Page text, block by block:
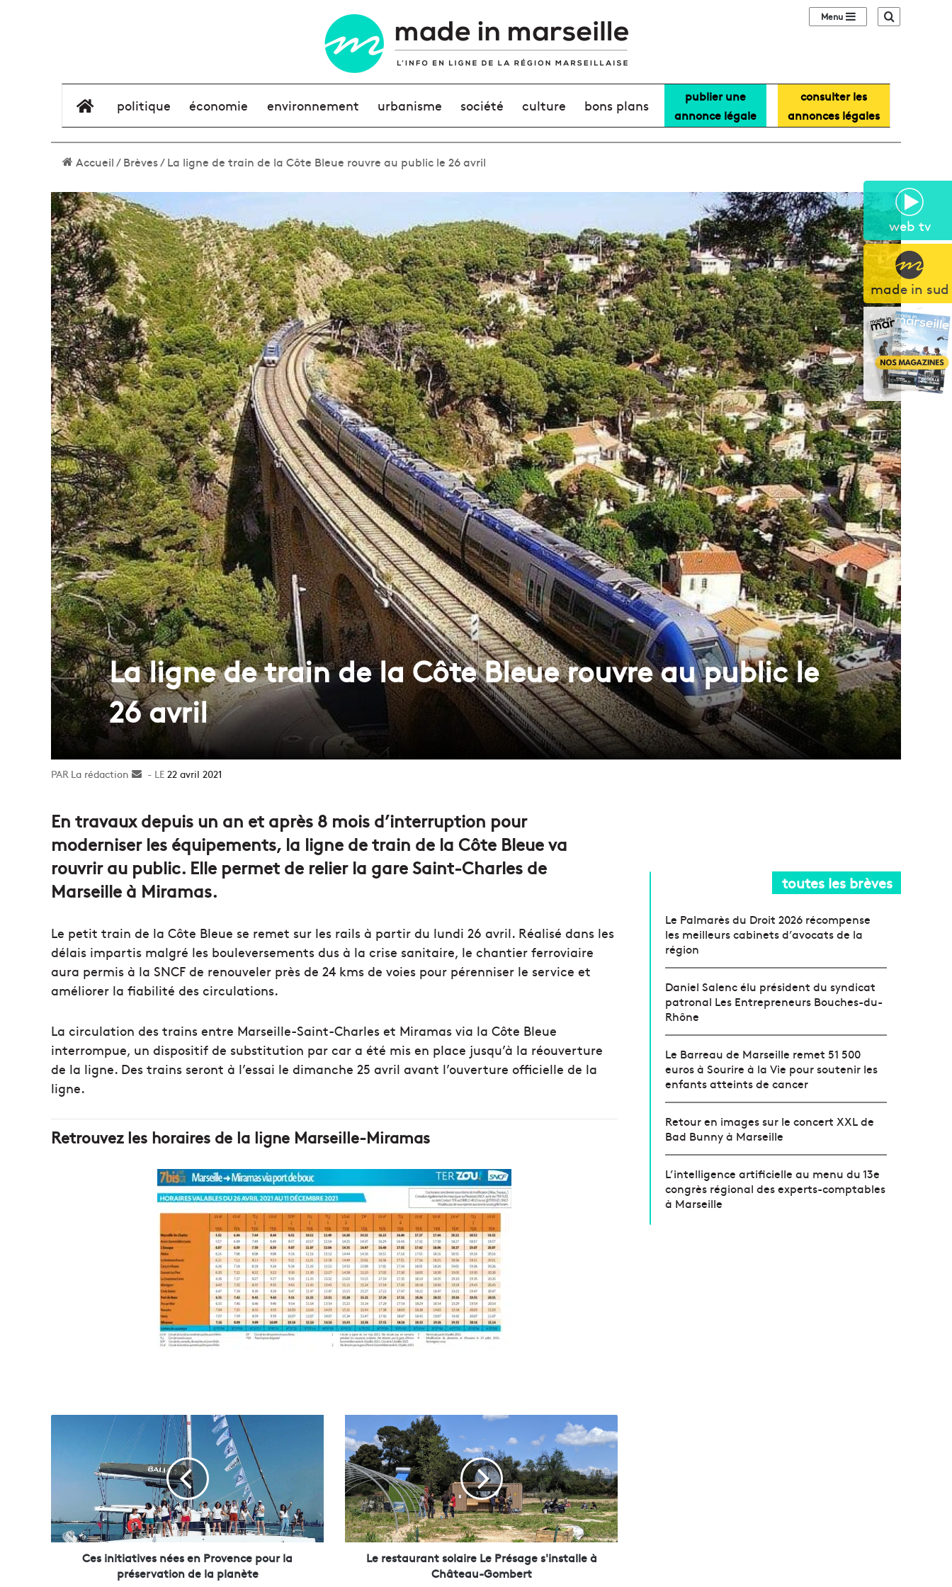
web tv
made in sud
Sidebar (barre
élément de menu
politique économie environnement urbanisme société culture bons plans
publier une
annonce légale
consulter les
annonces légales
Accueil/Brèves/La ligne de train de la Côte Bleue rouvre au public le 26 avril
La ligne de train de la Côte Bleue rouvre au public le
26 avril
La rédaction
Envoyer22 avril 2021
En travaux depuis un an et après 8 mois d’interruption pour
moderniser les équipements, la ligne de train de la Côte Bleue va
rouvrir au public. Elle permet de relier la gare Saint-Charles de
Marseille à Miramas.
Le petit train de la Côte Bleue se remet sur les rails à partir du lundi 26 avril. Réalisé dans les
délais impartis malgré les bouleversements dus à la crise sanitaire, le chantier ferroviaire
aura permis à la SNCF de renouveler près de 24 kms de voies pour pérenniser le service et
améliorer la fiabilité des circulations.
La circulation des trains entre Marseille-Saint-Charles et Miramas via la Côte Bleue
interrompue, un dispositif de substitution par car a été mis en place jusqu’à la réouverture
de la ligne. Des trains seront à l’essai le dimanche 25 avril avant l’ouverture officielle de la
ligne.
Retrouvez les horaires de la ligne Marseille-Miramas
i
a
Ces initiatives nées en Provence pour la
préservation de la planète
e
r
e
s
t
a
u
r
Le restaurant solaire Le Présage s'installe à
Château-Gombert
toutes les brèves
Le Palmarès du Droit 2026 récompense
les meilleurs cabinets d’avocats de la
région
Daniel Salenc élu président du syndicat
patronal Les Entrepreneurs Bouches-du-
Rhône
Le Barreau de Marseille remet 51 500
euros à Sourire à la Vie pour soutenir les
enfants atteints de cancer
Retour en images sur le concert XXL de
Bad Bunny à Marseille
L’intelligence artificielle au menu du 13e
congrès régional des experts-comptables
à Marseille